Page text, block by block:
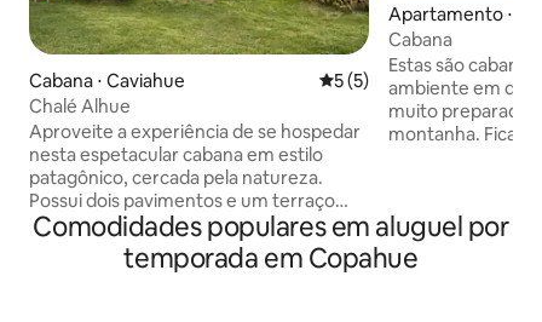
Cabana ⋅ Caviahue 5 de uma avaliação média
5 (5)
Chalé Alhue
Aproveite a experiência de se hospedar
nesta espetacular cabana em estilo
patagônico, cercada pela natureza.
Possui dois pavimentos e um terraço
com churrasqueira ao ar livre. Piso
térreo: uma espaçosa sala de
estar/jantar com cozinha totalmente
Apartamento ⋅
Cabana
Estas são
ambiente em que
muito preparadas
montanha. Ficando aqui, é necessário
região modelou
também o último
espécie em
Comodidades populares em aluguel por
temporada em Copahue